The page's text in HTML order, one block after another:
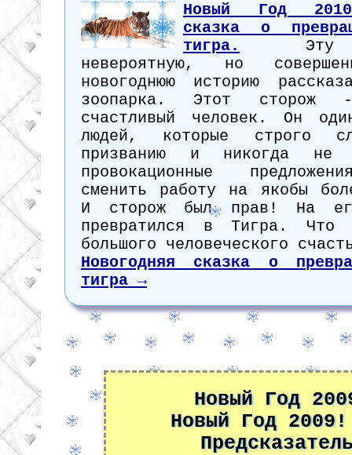
Новый Год
сказка о
тигра.
Эту
невероятную, но
новогоднюю историю
зоопарка. Этот сторож -
счастливый человек. Он
людей, которые строго
призванию и никогда не
провокационные
сменить работу на якобы
И сторож был прав! На
превратился в Тигра.
большого человеческого
Новогодняя сказка о
тигра →
Новый Год
Новый Год